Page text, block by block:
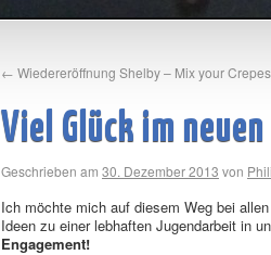
← Wiedereröffnung Shelby – Mix your
Viel Glück im
Geschrieben am 30. Dezember 2013 von
Ich möchte mich auf diesem Weg bei
Ideen zu einer lebhaften Jugendarbeit in
Engagement!